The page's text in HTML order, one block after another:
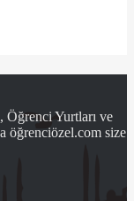
Öğrenci Yurtları ve
öğrenciözel.com size